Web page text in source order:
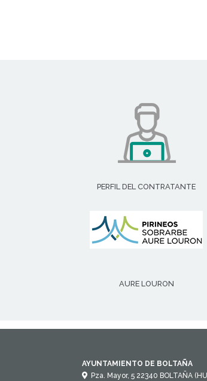
PERFIL DEL CONTRATANTE
AURE LOURON
AYUNTAMIENTO DE BOLTAÑA
Pza. Mayor, 5 22340 BOLTAÑA